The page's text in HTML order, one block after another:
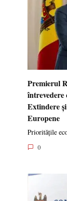
Premierul
Extindere
Europene
Prioritățile
0